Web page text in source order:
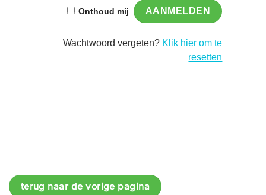
Onthoud mij
Wachtwoord vergeten? Klik hier om te
resetten
terug naar de vorige pagina